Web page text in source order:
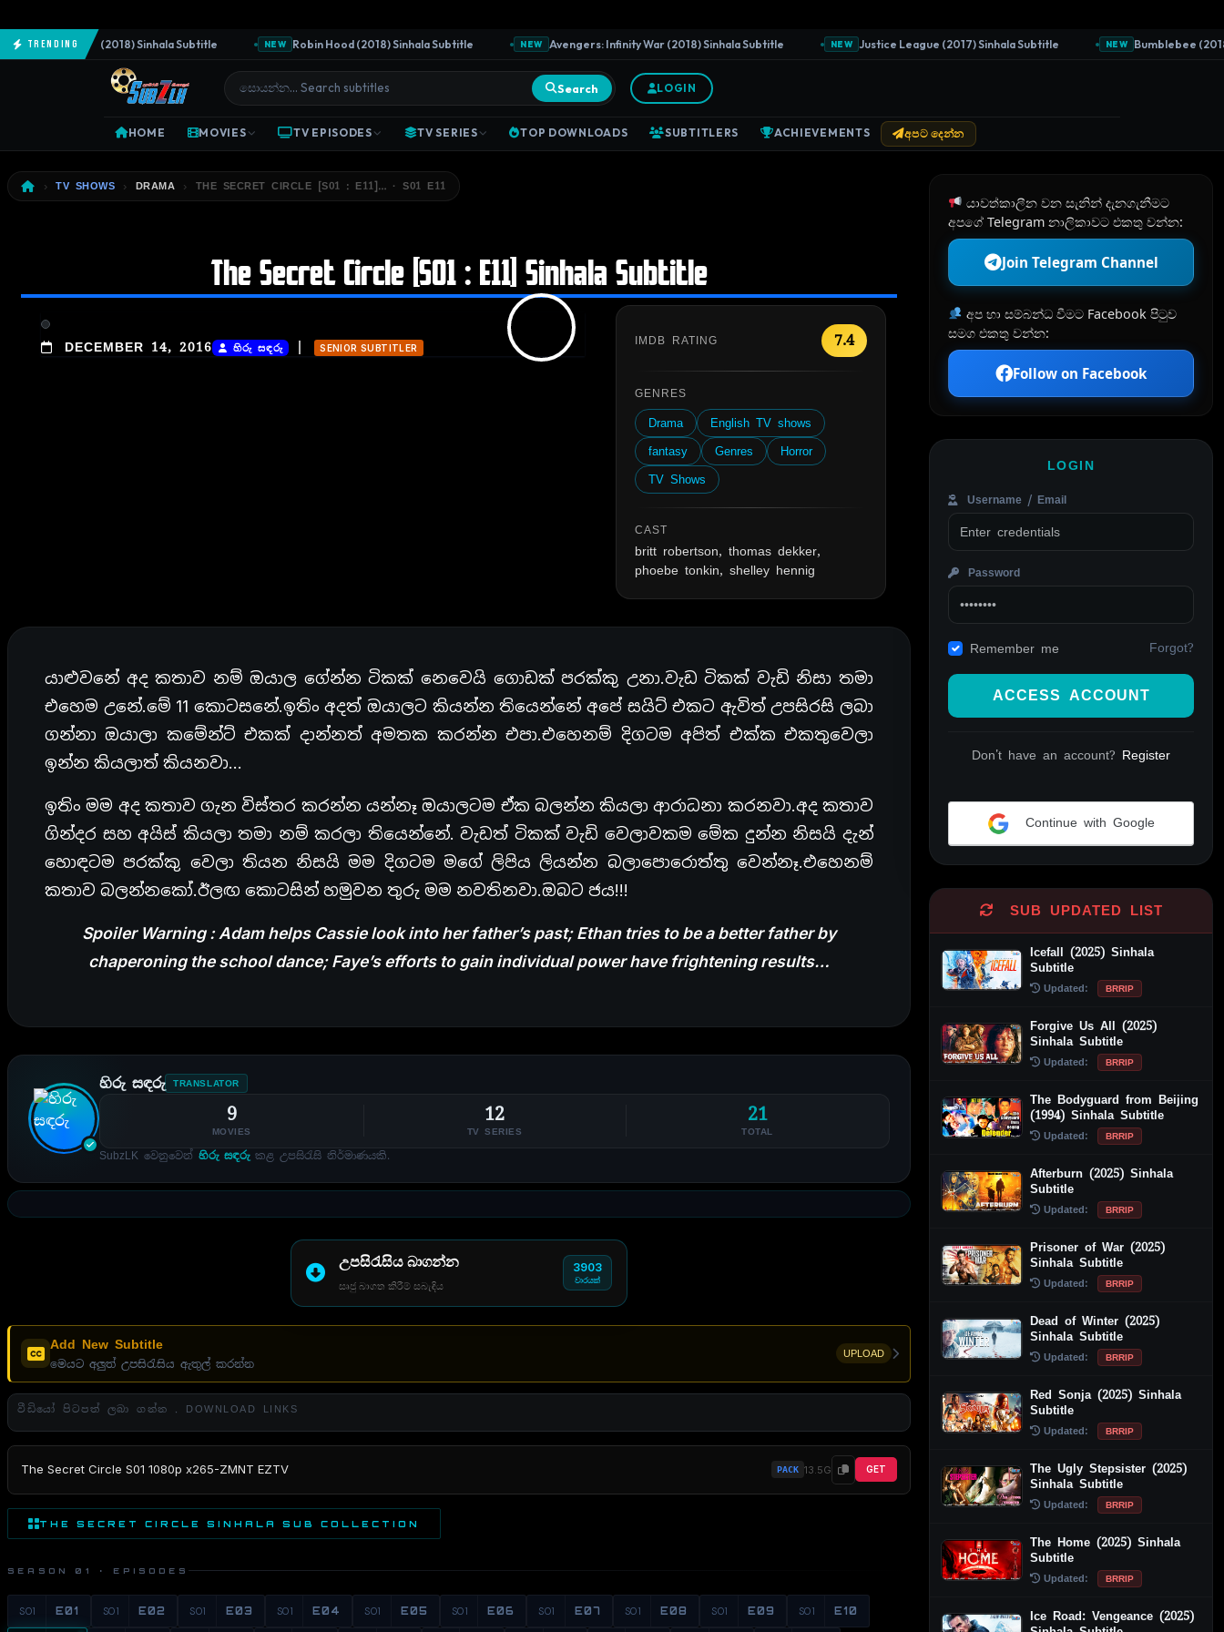
Trending
The Predator (2018) Sinhala Subtitle NEW Robin Hood (2018) Sinhala Subtitle NEW Avengers: Infinity War (2018) Sinhala Subtitle NEW Justice League (2017) Sinhala Subtitle NEW Bumblebee (2018)
Search LOGIN
HOME MOVIES TV EPISODES TV SERIES TOP DOWNLOADS SUBTITLERS ACHIEVEMENTS අපට දෙන්න
TV SHOWS DRAMA THE SECRET CIRCLE [S01 : E11]… · S01 E11
The Secret Circle [S01 : E11] Sinhala Subtitle
DECEMBER 14, 2016 හිරු සඳරු SENIOR SUBTITLER
IMDB RATING 7.4
GENRES
Drama
English TV shows
fantasy
Genres
Horror
TV Shows
CAST
britt robertson, thomas dekker,
phoebe tonkin, shelley hennig
යාළුවනේ අද කතාව නම් ඔයාල ගේන්න ටිකක් නෙවෙයි ගොඩක් පරක්කු උනා.වැඩ ටිකක් වැඩි නිසා තමා
එහෙම උනේ.මේ 11 කොටසනේ.ඉතිං අදත් ඔයාලට කියන්න තියෙන්නේ අපේ සයිට් එකට ඇවිත් උපසිරසි ලබා
ගන්නා ඔයාලා කමේන්ට් එකක් දාන්නත් අමතක කරන්න එපා.එහෙනම් දිගටම අපිත් එක්ක එකතුවෙලා
ඉන්න කියලාත් කියනවා…
ඉතිං මම අද කතාව ගැන විස්තර කරන්න යන්නෑ ඔයාලටම ඒක බලන්න කියලා ආරාධනා කරනවා.අද කතාව
ගින්දර සහ අයිස් කියලා තමා නම් කරලා තියෙන්නේ. වැඩත් ටිකක් වැඩි වෙලාවකම මේක දුන්න නිසයි දැන්
හොඳටම පරක්කු වෙලා තියන නිසයි මම දිගටම මගේ ලිපිය ලියන්න බලාපොරොත්තු වෙන්නෑ.එහෙනම්
කතාව බලන්නකෝ.ඊලඟ කොටසින් හමුවන තුරු මම නවතිනවා.ඔබට ජය!!!
Spoiler Warning : Adam helps Cassie look into her father’s past; Ethan tries to be a better father by
chaperoning the school dance; Faye’s efforts to gain individual power have frightening results…
හිරු සඳරු TRANSLATOR
9
MOVIES
12
TV SERIES
21
TOTAL
SubzLK වෙනුවෙන් හිරු සඳරුකළ උපසිරැසි නිර්මාණයකි.
උපසිරැසිය බාගන්න
සෘජු බාගත කිරීම් සබැඳිය
3903
වාරයක්
Add New Subtitle
මෙයට අලුත් උපසිරැසිය ඇතුල් කරන්න
UPLOAD
වීඩියෝ පිටපත් ලබා ගන්න . DOWNLOAD LINKS
The Secret Circle S01 1080p x265-ZMNT EZTV PACK 13.5G GET
THE SECRET CIRCLE SINHALA SUB COLLECTION
SEASON 01 · EPISODES
S01 E01 S01 E02 S01 E03 S01 E04 S01 E05 S01 E06 S01 E07 S01 E08 S01 E09 S01 E10
යාවත්කාලීන වන සැනින් දැනගැනීමට
අපගේ Telegram නාලිකාවට එකතු වන්න:
Join Telegram Channel
අප හා සම්බන්ධ වීමට Facebook පිටුව
සමග එකතු වන්න:
Follow on Facebook
LOGIN
Username / Email
Password
Remember me Forgot?
ACCESS ACCOUNT
Don't have an account? Register
Continue with Google
SUB UPDATED LIST
Icefall (2025) Sinhala
Subtitle
Updated: BRRIP
Forgive Us All (2025)
Sinhala Subtitle
Updated: BRRIP
The Bodyguard from Beijing
(1994) Sinhala Subtitle
Updated: BRRIP
Afterburn (2025) Sinhala
Subtitle
Updated: BRRIP
Prisoner of War (2025)
Sinhala Subtitle
Updated: BRRIP
Dead of Winter (2025)
Sinhala Subtitle
Updated: BRRIP
Red Sonja (2025) Sinhala
Subtitle
Updated: BRRIP
The Ugly Stepsister (2025)
Sinhala Subtitle
Updated: BRRIP
The Home (2025) Sinhala
Subtitle
Updated: BRRIP
Ice Road: Vengeance (2025)